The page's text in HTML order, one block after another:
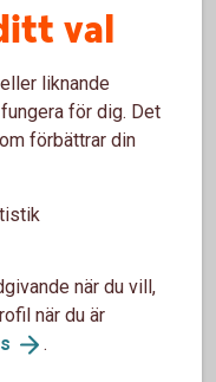
och
motsvarar
och hur
önskemål
val
liknande
för dig. Det
förbättrar din
när du vill,
när du är
.